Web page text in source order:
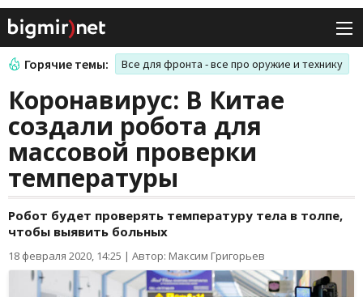
Горячие темы: Все для фронта - все про оружие и технику
Коронавирус: В Китае
создали робота для
массовой проверки
температуры
Робот будет проверять температуру тела в толпе,
чтобы выявить больных
18 февраля 2020, 14:25 | Автор: Максим Григорьев